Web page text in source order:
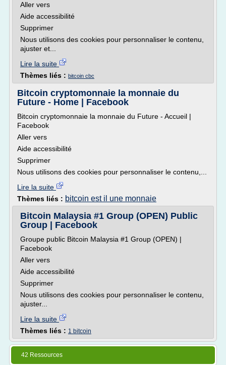
Aller vers
Aide accessibilité
Supprimer
Nous utilisons des cookies pour personnaliser le contenu,
ajuster et...
Lire la suite
Thèmes liés : bitcoin cbc
Bitcoin cryptomonnaie la monnaie du
Future - Home | Facebook
Bitcoin cryptomonnaie la monnaie du Future - Accueil |
Facebook
Aller vers
Aide accessibilité
Supprimer
Nous utilisons des cookies pour personnaliser le contenu,...
Lire la suite
Thèmes liés : bitcoin est il une monnaie
Bitcoin Malaysia #1 Group (OPEN) Public
Group | Facebook
Groupe public Bitcoin Malaysia #1 Group (OPEN) |
Facebook
Aller vers
Aide accessibilité
Supprimer
Nous utilisons des cookies pour personnaliser le contenu,
ajuster...
Lire la suite
Thèmes liés : 1 bitcoin
42 Ressources